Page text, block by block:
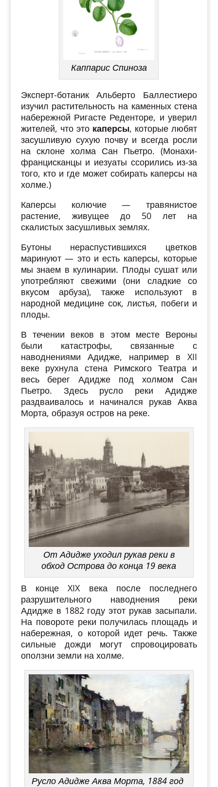
Каппарис Спиноза
Эксперт-ботаник Альберто Баллестиеро
изучил растительность на каменных стена
набережной Ригасте Реденторе, и уверил
жителей, что это каперсы, которые любят
засушливую сухую почву и всегда росли
на склоне холма Сан Пьетро. (Монахи-
францисканцы и иезуаты ссорились из-за
того, кто и где может собирать каперсы на
холме.)
Каперсы колючие — травянистое
растение, живущее до 50 лет на
скалистых засушливых землях.
Бутоны нераспустившихся цветков
маринуют — это и есть каперсы, которые
мы знаем в кулинарии. Плоды сушат или
употребляют свежими (они сладкие со
вкусом арбуза), также используют в
народной медицине сок, листья, побеги и
плоды.
В течении веков в этом месте Вероны
были катастрофы, связанные с
наводнениями Адидже, например в XII
веке рухнула стена Римского Театра и
весь берег Адидже под холмом Сан
Пьетро. Здесь русло реки Адидже
раздваивалось и начинался рукав Аква
Морта, образуя остров на реке.
От Адидже уходил рукав реки в
обход Острова до конца 19 века
В конце XIX века после последнего
разрушительного наводнения реки
Адидже в 1882 году этот рукав засыпали.
На повороте реки получилась площадь и
набережная, о которой идет речь. Также
сильные дожди могут спровоцировать
оползни земли на холме.
Русло Адидже Аква Морта, 1884 год